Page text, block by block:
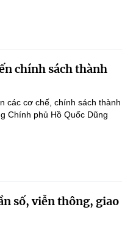
chính sách thành
các cơ chế, chính sách thành
Chính phủ Hồ Quốc Dũng
số, viễn thông, giao